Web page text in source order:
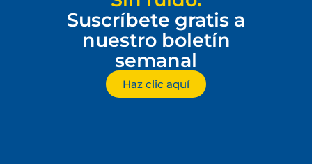
Suscríbete gratis a
nuestro boletín
semanal
Haz clic aquí